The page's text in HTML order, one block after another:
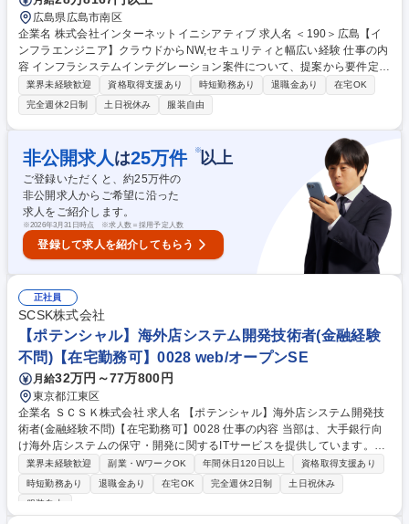
広島県広島市南区
企業名 株式会社インターネットイニシアティブ 求人名 ＜190＞広島【イ
ンフラエンジニア】クラウドからNW,セキュリティと幅広い経験 仕事の内
容 インフラシステムインテグレーション案件について、提案から要件定
義、設計、構築、運用まで、その他各種IIJサービスの提案、導入サポート
を担当していただきます。※担当フェーズや技術(サーバー、クラウド、N
W セキュリティ等)については案件ごとに内容が変わる為、幅広い技術を
身に着けることが出来ます。ゼネラリスト志向の方におすすめです。 【案
件について】[案件規模]数万～数億※数億規模の案件は年に1,2件で数百万
規模が多い[業界]金融、公共(自治体)、製造、小売り(スーパー等)、医療等
[案件内容]クラウドシフト、LANWAN等のネットワーク構築、NDR等のセ
キュリティ導入、仮想化、メールシステム、ストレージ 募集職種 ＜190＞
広島【インフラエンジニア】クラウドからNW,セキュリティと幅広い経験
業界未経験歓迎 資格取得支援あり 時短勤務あり 退職金あり
在宅OK
完全週休2日制
土日祝休み 服装自由
非公開求人 は25万件 ※以上
ご登録いただくと、約25万件の
非公開求人からご希望に沿った
求人をご紹介します。
※2026年3月31日時点 ※求人数＝採用予定人数
登録して求人を紹介してもらう
正社員
SCSK株式会社
【ポテンシャル】海外店システム開発技術者(金融経験
不問)【在宅勤務可】0028 web/オープンSE
月給32万円～77万800円
東京都江東区
企業名 ＳＣＳＫ株式会社 求人名 【ポテンシャル】海外店システム開発技
術者(金融経験不問)【在宅勤務可】0028 仕事の内容 当部は、大手銀行向
け海外店システムの保守・開発に関するITサービスを提供しています。私
たちが保守するシステムは海外14ヵ国で利用されており、外国籍のメンバ
ーと一緒にプロジェクトを実行する機会も多いです。 ■銀行向け海外パッ
ケージシステムの開発・保守 海外拠点ユーザーからの問合せ対応や、パッ
業界未経験歓迎 副業・WワークOK 年間休日120日以上
資格取得支援あり
時短勤務あり
退職金あり 在宅OK 完全週休2日制
土日祝休み
服装自由